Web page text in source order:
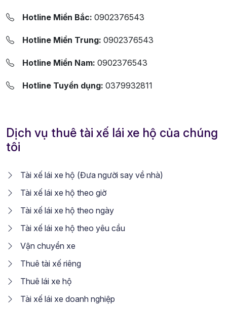
Hotline Miền Bắc: 0902376543
Hotline Miền Trung: 0902376543
Hotline Miền Nam: 0902376543
Hotline Tuyển dụng: 0379932811
Dịch vụ thuê tài xế lái xe hộ của chúng
tôi
Tài xế lái xe hộ (Đưa người say về nhà)
Tài xế lái xe hộ theo giờ
Tài xế lái xe hộ theo ngày
Tài xế lái xe hộ theo yêu cầu
Vận chuyển xe
Thuê tài xế riêng
Thuê lái xe hộ
Tài xế lái xe doanh nghiệp